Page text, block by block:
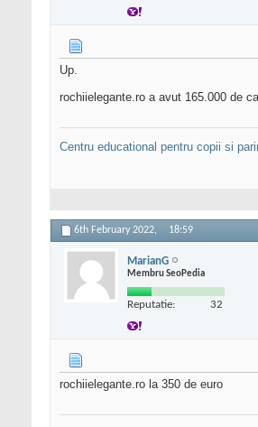
Up.
rochiielegante.ro a avut 165.000 de
Centru educational pentru copii si
6th February 2022, 18:59
MarianG
Membru SeoPedia
Reputatie: 32
rochiielegante.ro la 350 de euro